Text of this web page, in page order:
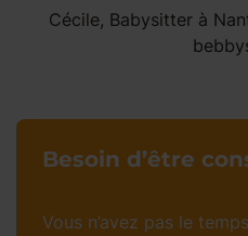
Cécile, Babysitter à
Besoin d’être
Vous n’avez pas le